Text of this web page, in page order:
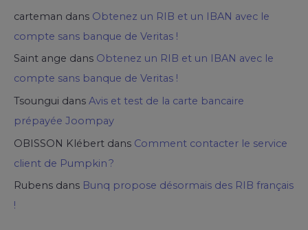
carteman dans Obtenez un RIB et un IBAN avec le
compte sans banque de Veritas !
Saint ange dans Obtenez un RIB et un IBAN avec le
compte sans banque de Veritas !
Tsoungui dans Avis et test de la carte bancaire
prépayée Joompay
OBISSON Klébert dans Comment contacter le service
client de Pumpkin ?
Rubens dans Bunq propose désormais des RIB français
!